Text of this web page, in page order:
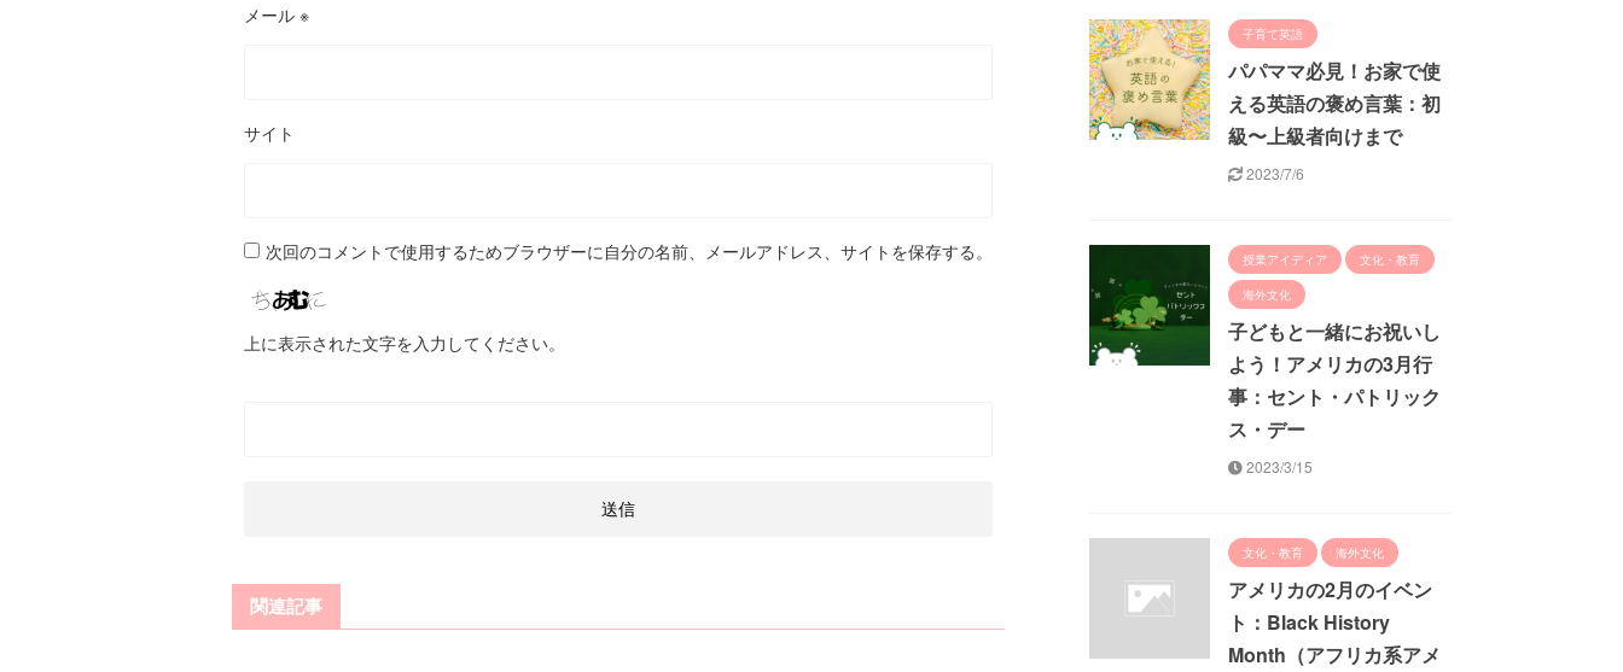
メール ※
サイト
次回のコメントで使用するためブラウザーに自分の名前、メールアドレス、サイトを保存する。
上に表示された文字を入力してください。
関連記事
子育て英語
パパママ必見！お家で使
える英語の褒め言葉：初
級〜上級者向けまで
2023/7/6
授業アイディア 文化・教育
海外文化
子どもと一緒にお祝いし
よう！アメリカの3月行
事：セント・パトリック
ス・デー
2023/3/15
文化・教育 海外文化
アメリカの2月のイベン
ト：Black History
Month（アフリカ系アメ